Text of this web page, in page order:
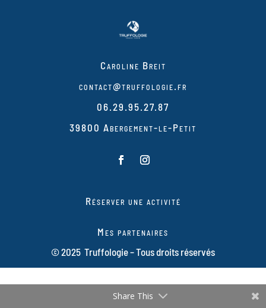
Caroline Breit
contact@truffologie.fr
06.29.95.27.87
39800 Abergement-le-Petit
Réserver une activité
Mes partenaires
© 2025 Truffologie – Tous droits réservés
Share This